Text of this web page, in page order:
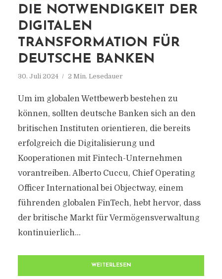
DIE NOTWENDIGKEIT DER
DIGITALEN
TRANSFORMATION FÜR
DEUTSCHE BANKEN
30. Juli 2024 2 Min. Lesedauer
Um im globalen Wettbewerb bestehen zu
können, sollten deutsche Banken sich an den
britischen Instituten orientieren, die bereits
erfolgreich die Digitalisierung und
Kooperationen mit Fintech-Unternehmen
vorantreiben. Alberto Cuccu, Chief Operating
Officer International bei Objectway, einem
führenden globalen FinTech, hebt hervor, dass
der britische Markt für Vermögensverwaltung
kontinuierlich...
WEITERLESEN